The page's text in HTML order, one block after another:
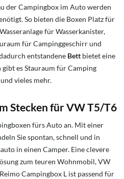
der Campingbox im Auto werden
So bieten die Boxen Platz für
für Wasserkanister,
für Campinggeschirr und
entstandene Bett bietet eine
gibt es Stauraum für Camping
vieles mehr.
Stecken für VW T5/T6
fürs Auto an. Mit einer
Sie spontan, schnell und in
in einen Camper. Eine clevere
zum teuren Wohnmobil, VW
Campingbox L ist passend für